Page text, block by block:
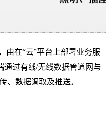
在“云”平台上部署业务服
通过有线/无线数据管道网与
、数据调取及推送。